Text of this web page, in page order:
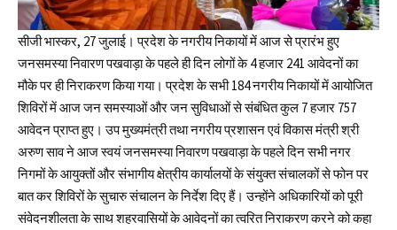
सीजी भास्कर, 27 जुलाई। प्रदेश के नगरीय निकायों में आज से प्रारंभ हुए
जनसमस्या निवारण पखवाड़ा के पहले ही दिन लोगों के 4 हजार 241 आवेदनों का
मौके पर ही निराकरण किया गया। प्रदेश के सभी 184 नगरीय निकायों में आयोजित
शिविरों में आज जन समस्याओं और जन सुविधाओं से संबंधित कुल 7 हजार 757
आवेदन प्राप्त हुए। उप मुख्यमंत्री तथा नगरीय प्रशासन एवं विकास मंत्री श्री
अरुण साव ने आज स्वयं जनसमस्या निवारण पखवाड़ा के पहले दिन सभी नगर
निगमों के आयुक्तों और संभागीय क्षेत्रीय कार्यालयों के संयुक्त संचालकों से फोन पर
बात कर शिविरों के सुचारु संचालन के निर्देश दिए हैं। उन्होंने अधिकारियों को पूरी
संवेदनशीलता के साथ शहरवासियों के आवेदनों का त्वरित निराकरण करने को कहा